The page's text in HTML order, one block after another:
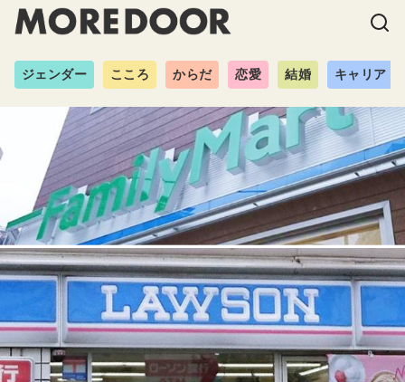
ジェンダー こころ からだ 恋愛 結婚 キャリア